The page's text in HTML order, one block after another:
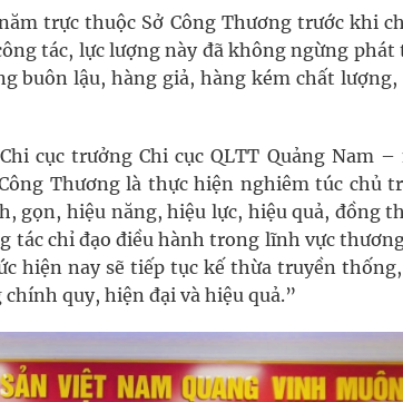
trực thuộc Sở Công Thương trước khi
tác, lực lượng này đã không ngừng
buôn lậu, hàng giả, hàng kém chất lượng,
cục trưởng Chi cục QLTT Quảng Nam –
Thương là thực hiện nghiêm túc chủ
gọn, hiệu năng, hiệu lực, hiệu quả, đồng
tác chỉ đạo điều hành trong lĩnh vực
hiện nay sẽ tiếp tục kế thừa truyền
quy, hiện đại và hiệu quả.”